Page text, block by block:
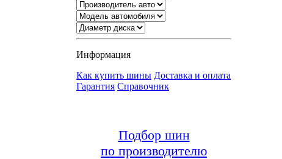
Информация
Как купить шины Доставка и оплата
Гарантия Справочник
Подбор шин
по производителю